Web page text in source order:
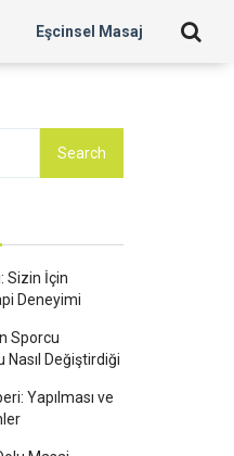
Eşcinsel Masaj
Sizin İçin
Deneyimi
Sporcu
Değiştirdiği
Yapılması ve